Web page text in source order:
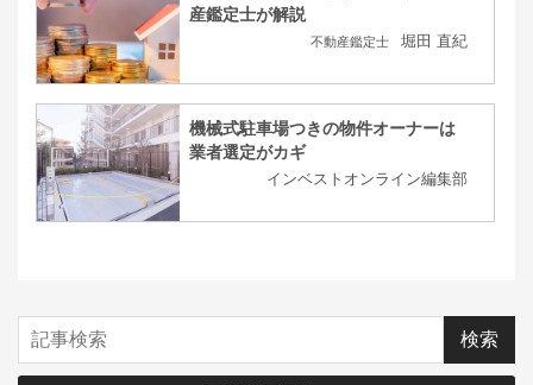
産鑑定士が解説
不動産鑑定士 堀田 直紀
機械式駐車場つきの物件オーナーは
業者選定がカギ
インベストオンライン編集部